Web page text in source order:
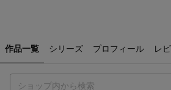
作品一覧 シリーズ プロフィール レ